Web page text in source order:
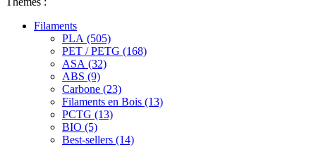
Filaments
PLA (505)
PET / PETG (168)
ASA (32)
ABS (9)
Carbone (23)
Filaments en Bois (13)
PCTG (13)
BIO (5)
Best-sellers (14)